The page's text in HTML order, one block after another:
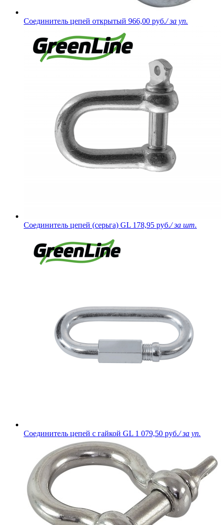
Соединитель цепей открытый 966,00 руб./ за уп.
Соединитель цепей (серьга) GL 178,95 руб./ за шт.
Соединитель цепей с гайкой GL 1 079,50 руб./ за уп.